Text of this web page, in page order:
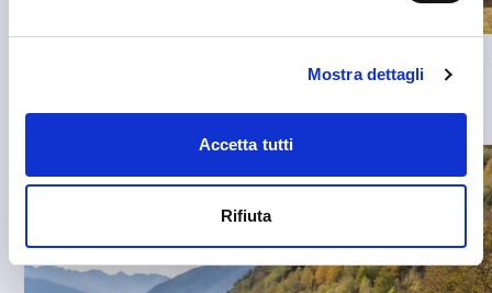
Mostra dettagli
Accetta tutti
Rifiuta